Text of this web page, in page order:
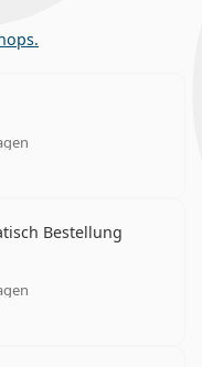
aus 5
Bestellung
aus 5